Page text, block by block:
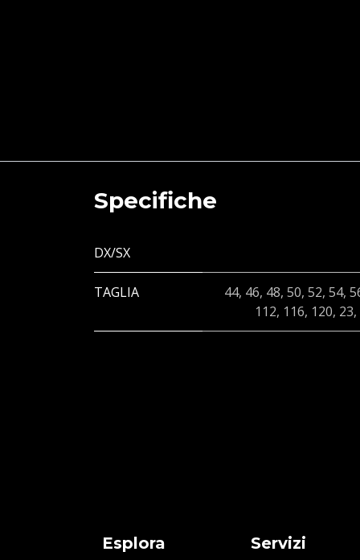
Specifiche
DX/SX
TAGLIA 44, 46, 48, 50, 52, 54,
112, 116, 120, 23,
Esplora Servizi